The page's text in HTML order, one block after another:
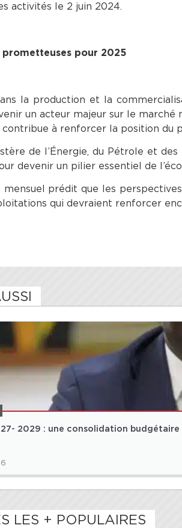
activités le 2 juin 2024.
prometteuses pour 2025
la production et la
un acteur majeur sur le
à renforcer la position du
de l’Énergie, du Pétrole et
devenir un pilier essentiel de
prédit que les
qui devraient renforcer
2029 : une consolidation
LES + POPULAIRES